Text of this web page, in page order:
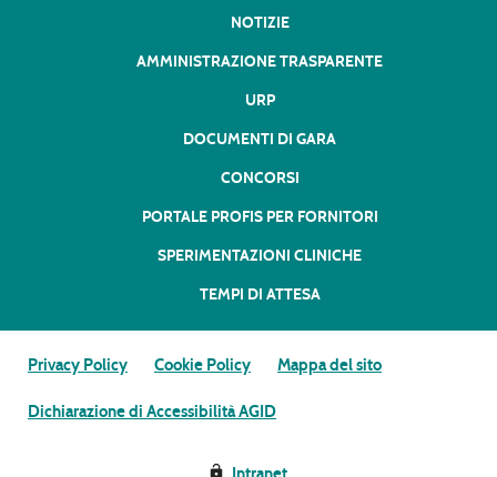
NOTIZIE
AMMINISTRAZIONE TRASPARENTE
URP
DOCUMENTI DI GARA
CONCORSI
PORTALE PROFIS PER FORNITORI
SPERIMENTAZIONI CLINICHE
TEMPI DI ATTESA
Privacy Policy Cookie Policy Mappa del sito
Dichiarazione di Accessibilità AGID